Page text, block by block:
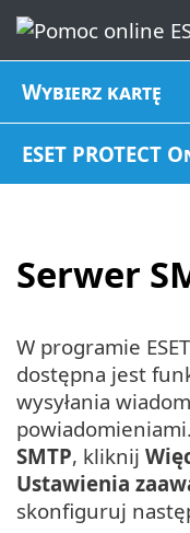
Wybierz kartę
ESET PROTECT
Serwer
W programie
dostępna jest
wysyłania
SMTP, kliknij
Ustawienia
skonfiguruj